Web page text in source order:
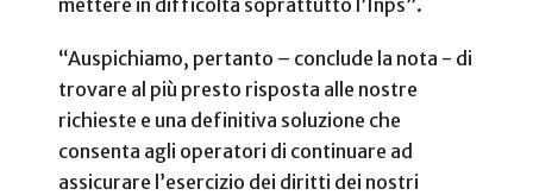
“Auspichiamo, pertanto – conclude la nota - di
trovare al più presto risposta alle nostre
richieste e una definitiva soluzione che
consenta agli operatori di continuare ad
assicurare l’esercizio dei diritti dei nostri